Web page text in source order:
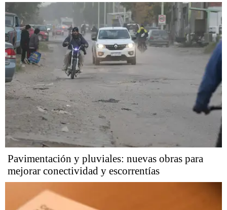
Pavimentación y pluviales: nuevas obras para
mejorar conectividad y escorrentías